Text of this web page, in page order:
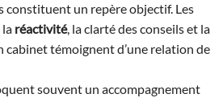
constituent un repère objectif. Les
réactivité, la clarté des conseils et la
cabinet témoignent d’une relation de
souvent un accompagnement